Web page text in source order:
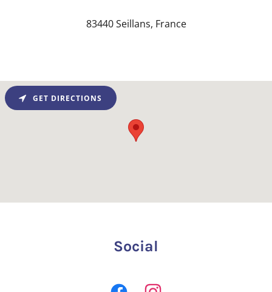
83440 Seillans, France
GET DIRECTIONS
Social